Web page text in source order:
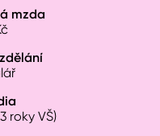
mzda
roky VŠ)